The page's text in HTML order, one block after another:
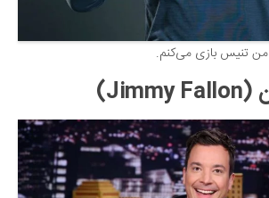
من تنیس بازی می‌کنم.
Jimmy Fallon
)